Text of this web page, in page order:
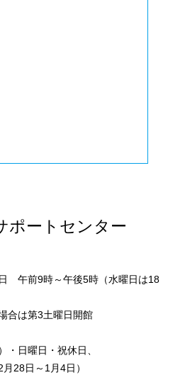
ポートセンター
午前9時～午後5時（水曜日は18
合は第3土曜日開館
・日曜日・祝休日、
28日～1月4日）